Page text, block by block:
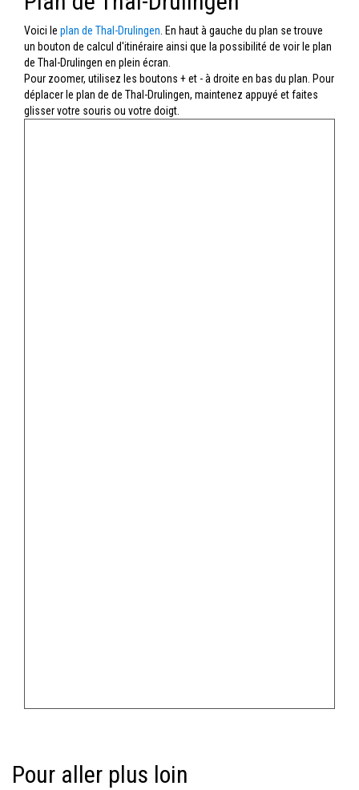
Voici le plan de Thal-Drulingen . En haut à gauche du plan se trouve
un bouton de calcul d'itinéraire ainsi que la possibilité de voir le plan
de Thal-Drulingen en plein écran.
Pour zoomer, utilisez les boutons + et - à droite en bas du plan. Pour
déplacer le plan de de Thal-Drulingen, maintenez appuyé et faites
glisser votre souris ou votre doigt.
Pour aller plus loin